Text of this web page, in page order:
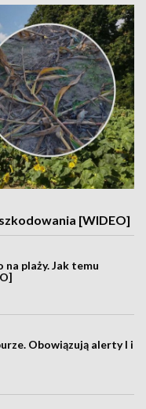
[WIDEO]
na plaży. Jak temu
Obowiązują alerty I i